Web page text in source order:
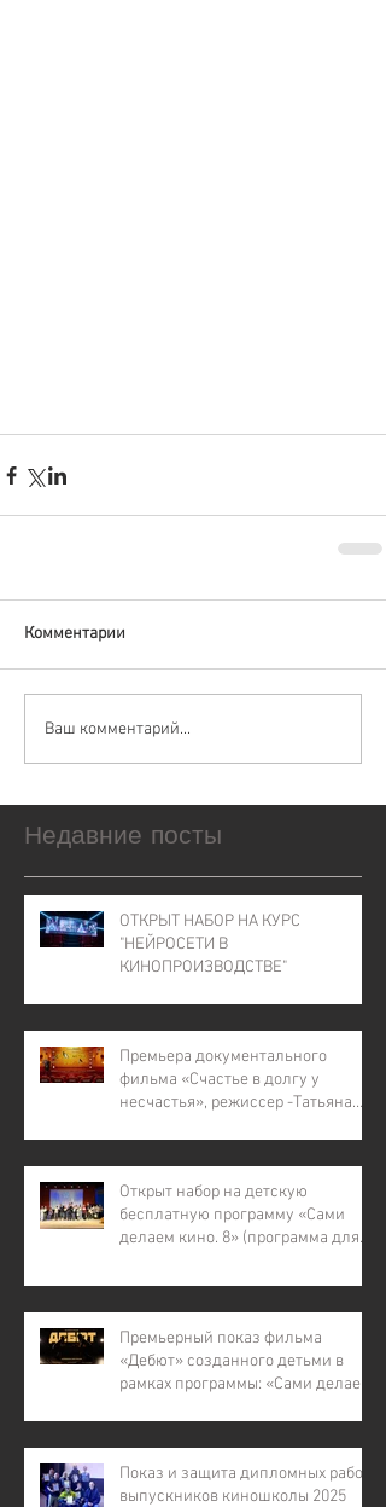
Комментарии
Ваш комментарий...
Недавние посты
ОТКРЫТ НАБОР НА КУРС
"НЕЙРОСЕТИ В
КИНОПРОИЗВОДСТВЕ"
Премьера документального
фильма «Счастье в долгу у
несчастья», режиссер -Татьяна
Открыт набор на детскую
бесплатную программу «Сами
делаем кино. 8» (программа для
детей из малообеспеченных и
участников СВО).
Премьерный показ фильма
«Дебют» созданного детьми в
рамках программы: «Сами делаем
Показ и защита дипломных работ
выпускников киношколы 2025